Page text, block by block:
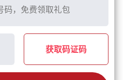
获取码证码